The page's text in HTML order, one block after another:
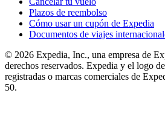
Plazos de reembolso
Cómo usar un cupón de Expedia
Documentos de viajes
© 2026 Expedia, Inc., una empresa de
derechos reservados. Expedia y el logo
registradas o marcas comerciales de
50.